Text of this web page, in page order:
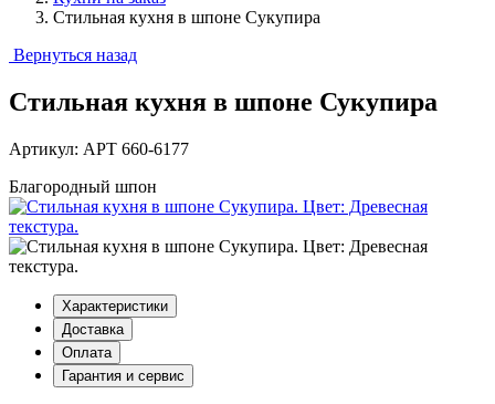
Стильная кухня в шпоне Сукупира
Вернуться назад
Стильная кухня в шпоне Сукупира
Артикул: АРТ 660-6177
Благородный шпон
Характеристики
Доставка
Оплата
Гарантия и сервис